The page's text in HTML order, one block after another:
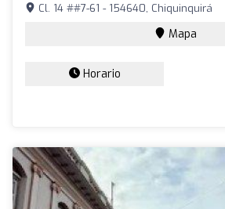
Cl. 14 ##7-61 - 154640, Chiquinquirá
Mapa
Horario